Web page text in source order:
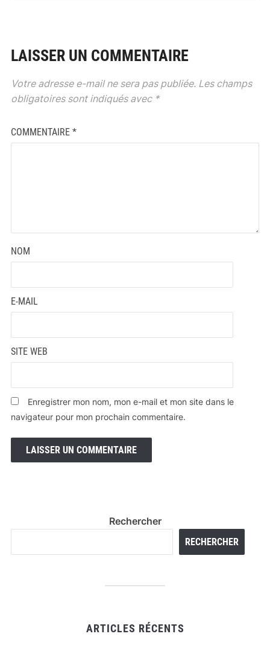
LAISSER UN COMMENTAIRE
Votre adresse e-mail ne sera pas publiée. Les champs
obligatoires sont indiqués avec *
COMMENTAIRE *
NOM
E-MAIL
SITE WEB
Enregistrer mon nom, mon e-mail et mon site dans le
navigateur pour mon prochain commentaire.
Rechercher
RECHERCHER
ARTICLES RÉCENTS